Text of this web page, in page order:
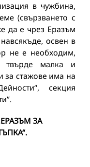
в чужбина,
(свързването с
да е чрез Еразъм
освен в
не е необходим,
малка и
за стажове има на
секция
ЗА